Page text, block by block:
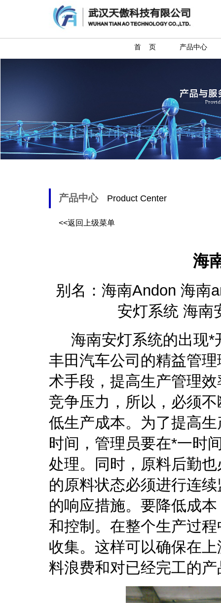
首 页 产品中心
产品中心 Product Center
<<返回上级菜单
海
别名：海南Andon 海南
安灯系统 海南
海南安灯系统的出现*
丰田汽车公司的精益管
术手段，提高生产管理
竞争压力，所以，必须
低生产成本。为了提高
时间，管理员要在*一时
处理。同时，原料后勤
的原料状态必须进行连
的响应措施。要降低成
和控制。在整个生产过
收集。这样可以确保在
料浪费和对已经完工的